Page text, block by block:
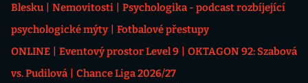
Blesku
Nemovitosti
Psychologika - podcast rozbíjející
psychologické mýty
Fotbalové přestupy
ONLINE
Eventový prostor Level 9
OKTAGON 92: Szabová
vs. Pudilová
Chance Liga 2026/27